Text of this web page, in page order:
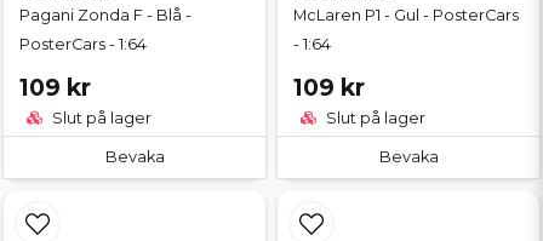
Pagani Zonda F - Blå -
PosterCars - 1:64
109 kr
Slut på lager
Bevaka
McLaren P1 - Gul - PosterCars
- 1:64
109 kr
Slut på lager
Bevaka